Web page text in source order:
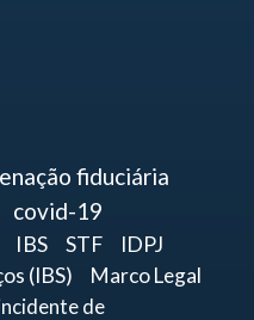
fiduciária
covid-19
IBS STF
IDPJ
(IBS)
Marco Legal
de